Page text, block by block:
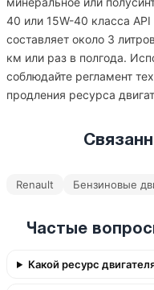
40 или 15W-40 класса
составляет около 3
км или раз в полгода.
соблюдайте регламент
продления ресурса
Renault Бензиновые
Частые
Какой ресурс